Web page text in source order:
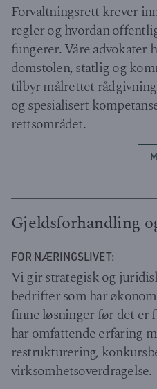
Forvaltningsrett krever
regler og hvordan
fungerer. Våre advokater
domstolen, statlig og
tilbyr målrettet
og spesialisert
rettsområdet.
Gjeldsforhandling
FOR NÆRINGSLIVET:
Vi gir strategisk og
bedrifter som har
finne løsninger før det er
har omfattende erfaring
restrukturering,
virksomhetsoverdragelse.